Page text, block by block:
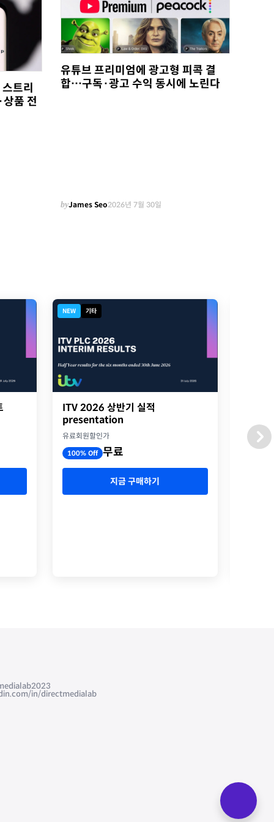
트리
품 전
유튜브 프리미엄에 광고형 피콕 결
합…구독·광고 수익 동시에 노린다
byJames Seo2026년 7월 30일
NEW 기타
ITV 2026 상반기 실적
presentation
유료회원할인가
100% Off 무료
지금 구매하기
유료회원
in/directmedialab